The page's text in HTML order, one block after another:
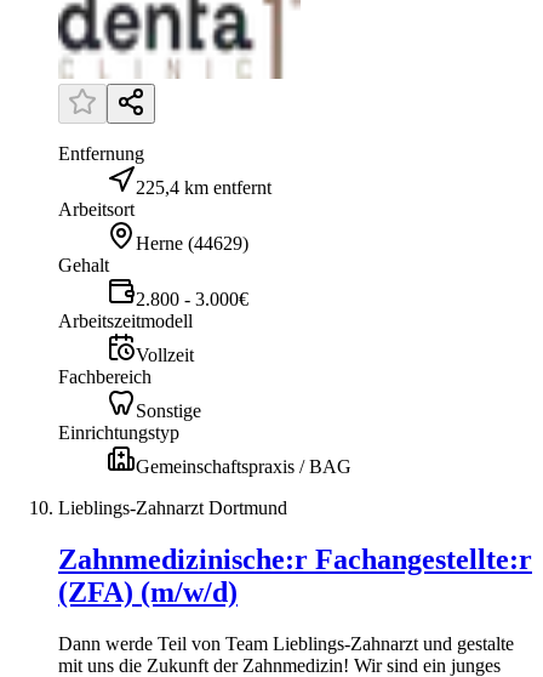
Entfernung
225,4 km entfernt
Arbeitsort
Herne (44629)
Gehalt
2.800 - 3.000€
Arbeitszeitmodell
Vollzeit
Fachbereich
Sonstige
Einrichtungstyp
Gemeinschaftspraxis / BAG
Lieblings-Zahnarzt Dortmund
Zahnmedizinische:r Fachangestellte:r
(ZFA) (m/w/d)
Dann werde Teil von Team Lieblings-Zahnarzt und gestalte
mit uns die Zukunft der Zahnmedizin! Wir sind ein junges